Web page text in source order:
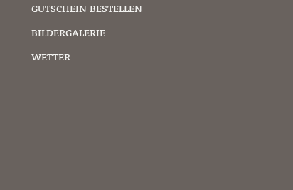
GUTSCHEIN BESTELLEN
BILDERGALERIE
WETTER